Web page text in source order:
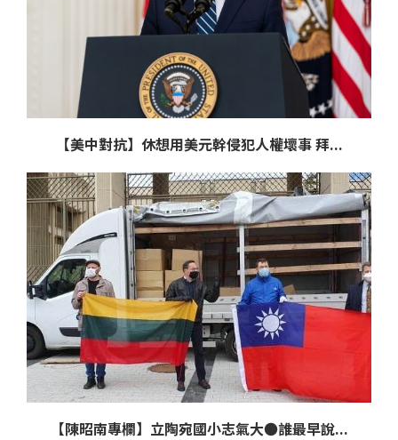
【美中對抗】休想用美元幹侵犯人權壞事 拜...
【陳昭南專欄】立陶宛國小志氣大●誰最早說...